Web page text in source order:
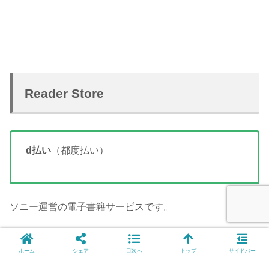
Reader Store
d払い （都度払い）
ソニー運営の電子書籍サービスです。
Reader Store
ホーム シェア 目次へ トップ サイドバー